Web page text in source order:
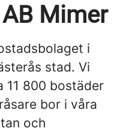
Mimer
i
stad. Vi
11 800 bostäder
bor i våra
och